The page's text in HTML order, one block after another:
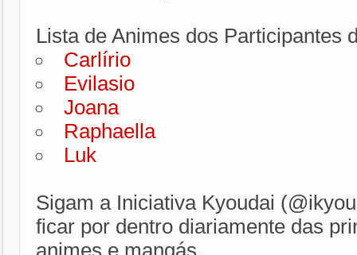
Lista de Animes dos Participantes
Carlírio
Evilasio
Joana
Raphaella
Luk
Sigam a Iniciativa Kyoudai
ficar por dentro diariamente das
animes e mangás.